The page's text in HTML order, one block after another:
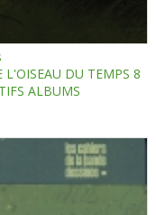
L'OISEAU DU TEMPS 8
ALBUMS